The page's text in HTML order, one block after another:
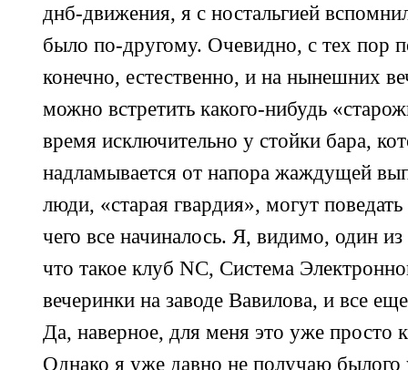
днб-движения, я с ностальгией
было по-другому. Очевидно, с тех пор
конечно, естественно, и на нынешних
можно встретить какого-нибудь
время исключительно у стойки бара,
надламывается от напора жаждущей
люди, «старая гвардия», могут
чего все начиналось. Я, видимо, один
что такое клуб NC, Система
вечеринки на заводе Вавилова, и все
Да, наверное, для меня это уже просто
Однако я уже давно не получаю былого